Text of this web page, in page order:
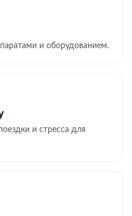
и оборудованием.
и стресса для